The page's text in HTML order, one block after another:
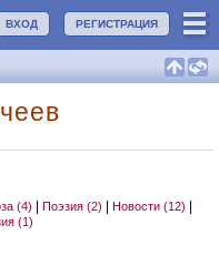
РЕГИСТРАЦИЯ
ВХОД
(4) Поэзия (2) Новости (12)
(1)